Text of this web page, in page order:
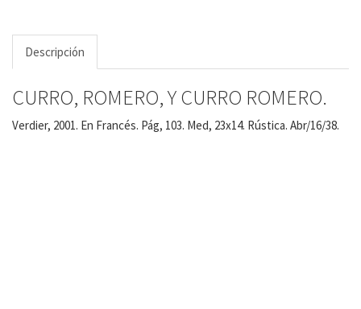
Descripción
CURRO, ROMERO, Y CURRO ROMERO.
Verdier, 2001. En Francés. Pág, 103. Med, 23x14. Rústica. Abr/16/38.